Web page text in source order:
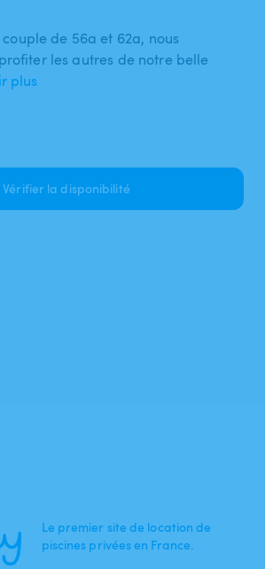
de 56a et 62a, nous
les autres de notre belle
plus
Vérifier la disponibilité
Le premier site de location de
piscines privées en France.